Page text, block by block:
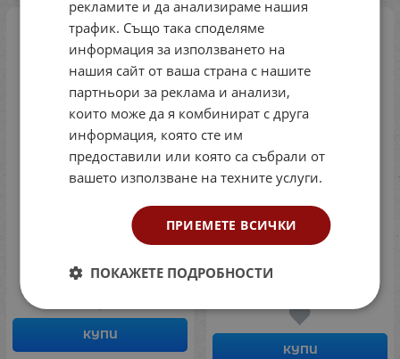
Apli Тебешири Jumbo
цветни, 6 цвята
Код: 77AP14367
€ / 3.60 лв.
КУПИ
Apli Държачи за
тебешири Jumbo
Ф-25мм, 4 броя
Код: 77AP19026
КУПИ
рекламите и да анализираме нашия
трафик. Също така споделяме
информация за използването на
нашия сайт от ваша страна с нашите
партньори за реклама и анализи,
които може да я комбинират с друга
информация, която сте им
предоставили или която са събрали от
вашето използване на техните услуги.
ПРИЕМЕТЕ ВСИЧКИ
ПОКАЖЕТЕ ПОДРОБНОСТИ